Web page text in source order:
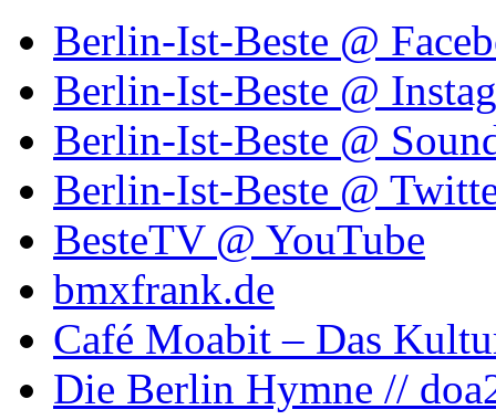
Berlin-Ist-Beste @
Berlin-Ist-Beste @
Berlin-Ist-Beste @
Berlin-Ist-Beste @
BesteTV @ YouTube
bmxfrank.de
Café Moabit – Das
Die Berlin Hymne //